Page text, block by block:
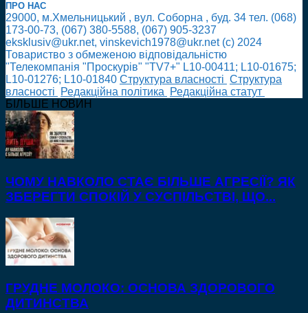
ПРО НАС
29000, м.Хмельницький , вул. Соборна , буд. 34 тел. (068)
173-00-73, (067) 380-5588, (067) 905-3237
eksklusiv@ukr.net, vinskevich1978@ukr.net (с) 2024
Товариство з обмеженою відповідальністю
"Телекомпанія "Проскурів" "TV7+" L10-00411; L10-01675;
L10-01276; L10-01840 Cтруктура власності Cтруктура
власності
Редакційна політика
Редакційна статут
БІЛЬШЕ НОВИН
ЧОМУ НАВКОЛО СТАЄ БІЛЬШЕ АГРЕСІЇ? ЯК
ЗБЕРЕГТИ СПОКІЙ У СУСПІЛЬСТВІ, ЩО...
ГРУДНЕ МОЛОКО: ОСНОВА ЗДОРОВОГО
ДИТИНСТВА